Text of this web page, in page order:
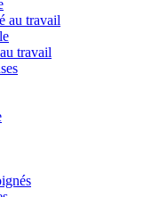
au travail
travail